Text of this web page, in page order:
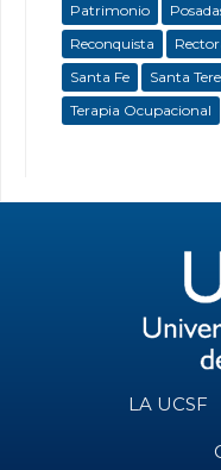
Patrimonio
Reconquista
Santa Fe
Santa
Terapia Ocupacional
LA UCSF